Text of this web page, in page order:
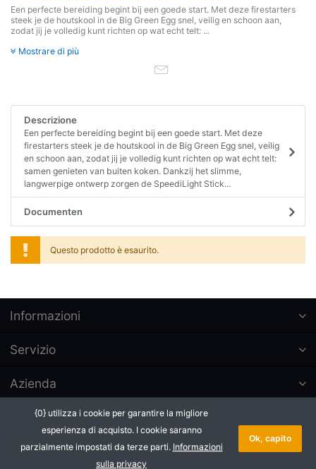
Een perfecte bereiding begint bij een goede start. Met deze firestarters
steek je de houtskool in de Big Green Egg snel, veilig en schoon aan,
zodat jij je volledig kunt richten op wat echt telt: ...
Mostrare di più
Descrizione
Een perfecte bereiding begint bij een goede start. Met deze
firestarters steek je de houtskool in de Big Green Egg snel, veilig
en schoon aan, zodat jij je volledig kunt richten op wat echt telt:
samen genieten van buiten koken. Dankzij het slimme,
langwerpige ontwerp zorgen de SpeediLight Stick...
Documenten
Questo prodotto è esaurito.
Informazioni
Servizio
Azienda
Abbonarsi alla newsletters
* Tutti i prezzi IVA esclusa, più
Copyright © 2026 Letzq. Tutti i diritti
{0} utilizza i cookie per garantire la migliore
esperienza di acquisto. I cookie saranno
parzialmente impostati da terze parti. Informazioni
sulla privacy
Ok, capito